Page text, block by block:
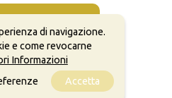
di navigazione.
e come revocarne
Informazioni
Accetta